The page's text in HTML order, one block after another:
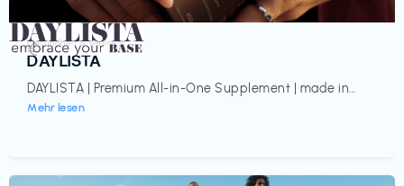
Gesundheit & Wellness
DAYLISTA
DAYLISTA | Premium All-in-One Supplement | made in...
Mehr lesen
€‎